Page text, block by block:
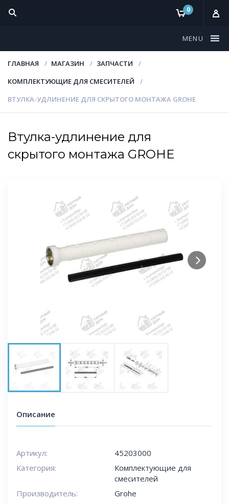
0
MENU
ГЛАВНАЯ МАГАЗИН
ЗАПЧАСТИ
КОМПЛЕКТУЮЩИЕ ДЛЯ СМЕСИТЕЛЕЙ
ВТУЛКА-УДЛИНЕНИЕ ДЛЯ СКРЫТОГО МОНТАЖА GROHE
Втулка-удлинение для
скрытого монтажа GROHE
Описание
Артикул:
45203000
Категория:
Комплектующие для
смесителей
Производитель:
Grohe